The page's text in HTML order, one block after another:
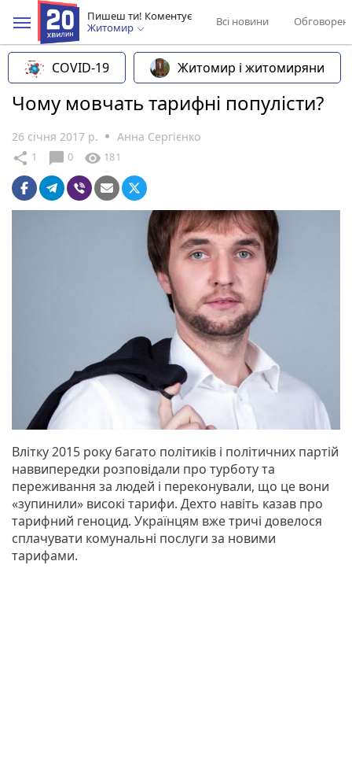
Пишеш ти! Коментує
Житомир
Всі новини
COVID-19 Житомир і житомиряни
Чому мовчать тарифні популісти?
26 січня 2017 р. Анна Сергієнко
share 1 chat_bubble 0 visibility 181
Влітку 2015 року багато політиків і політичних партій
наввипередки розповідали про турботу та
переживання за людей і переконували, що це вони
«зупинили» високі тарифи. Дехто навіть казав про
тарифний геноцид. Українцям вже тричі довелося
сплачувати комунальні послуги за новими
тарифами.